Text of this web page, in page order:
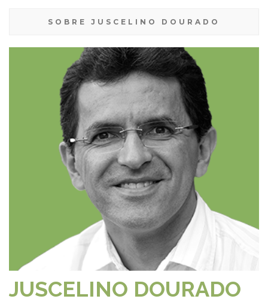
SOBRE JUSCELINO DOURADO
JUSCELINO DOURADO